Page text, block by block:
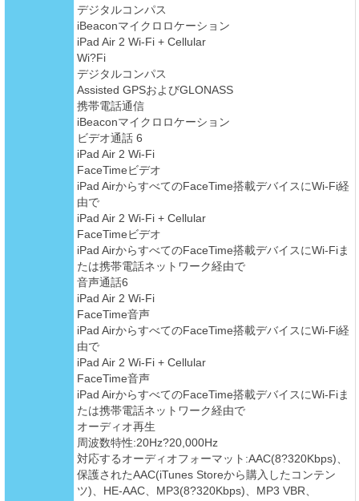
デジタルコンパス
iBeaconマイクロロケーション
iPad Air 2 Wi-Fi + Cellular
Wi?Fi
デジタルコンパス
Assisted GPSおよびGLONASS
携帯電話通信
iBeaconマイクロロケーション
ビデオ通話 6
iPad Air 2 Wi-Fi
FaceTimeビデオ
iPad AirからすべてのFaceTime搭載デバイスにWi-Fi経
由で
iPad Air 2 Wi-Fi + Cellular
FaceTimeビデオ
iPad AirからすべてのFaceTime搭載デバイスにWi-Fiま
たは携帯電話ネットワーク経由で
音声通話6
iPad Air 2 Wi-Fi
FaceTime音声
iPad AirからすべてのFaceTime搭載デバイスにWi-Fi経
由で
iPad Air 2 Wi-Fi + Cellular
FaceTime音声
iPad AirからすべてのFaceTime搭載デバイスにWi-Fiま
たは携帯電話ネットワーク経由で
オーディオ再生
周波数特性:20Hz?20,000Hz
対応するオーディオフォーマット:AAC(8?320Kbps)、
保護されたAAC(iTunes Storeから購入したコンテン
ツ)、HE-AAC、MP3(8?320Kbps)、MP3 VBR、